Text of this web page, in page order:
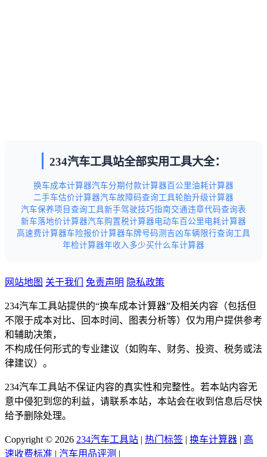
234汽车工具站全部实用工具大全：
换车成本计算器汽车分期付款计算器百公里油耗计算器
二手车估价计算器汽车故障码查询工具轮胎升级计算器
汽车保养项目查询工具新手驾驶技巧指南交通违章代码查询表
新车落地价计算器汽车购置税计算器电动车百公里电耗计算器
高速费计算器车险报价计算器车牌号码测吉凶车辆限行查询工具
年检计算器年收入多少买什么车计算器
网站地图 关于我们 免责声明 隐私政策
234汽车工具站提供的“换车成本计算器”及相关内容（包括但
不限于成本对比、回本时间、图表分析等）仅为用户提供参考
和辅助决策，
不构成任何形式的专业建议（如购车、财务、投资、税务或法
律建议）。
234汽车工具站不保证内容的真实性和完整性。若本站内容无
意中侵犯到您的利益，请联系本站，本站会在收到信息后尽快
给予删除处理。
Copyright © 2026 234汽车工具站 | 热门标签 | 换车计算器 | 高
速收费标准 | 汽车用品评测 |